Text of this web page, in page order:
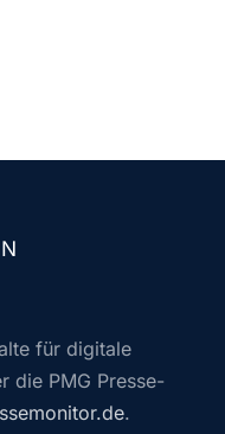
für digitale
die PMG Presse-
.